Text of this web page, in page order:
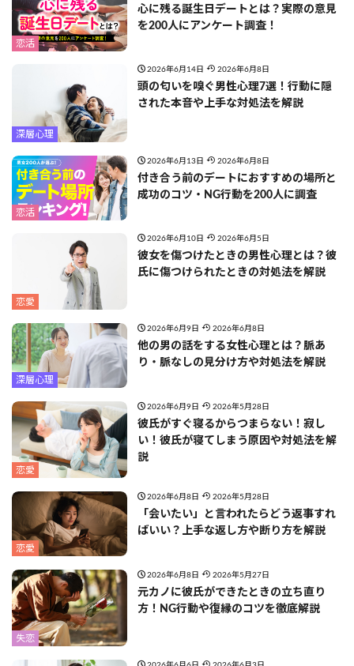
恋活
心に残る誕生日デートとは？実際の意見
を200人にアンケート調査！
深層心理
2026年6月14日 2026年6月8日
頭の匂いを嗅ぐ男性心理7選！行動に隠
された本音や上手な対処法を解説
恋活
2026年6月13日 2026年6月8日
付き合う前のデートにおすすめの場所と
成功のコツ・NG行動を200人に調査
恋愛
2026年6月10日 2026年6月5日
彼女を傷つけたときの男性心理とは？彼
氏に傷つけられたときの対処法を解説
深層心理
2026年6月9日 2026年6月8日
他の男の話をする女性心理とは？脈あ
り・脈なしの見分け方や対処法を解説
恋愛
2026年6月9日 2026年5月28日
彼氏がすぐ寝るからつまらない！寂し
い！彼氏が寝てしまう原因や対処法を解
説
恋愛
2026年6月8日 2026年5月28日
「会いたい」と言われたらどう返事すれ
ばいい？上手な返し方や断り方を解説
失恋
2026年6月8日 2026年5月27日
元カノに彼氏ができたときの立ち直り
方！NG行動や復縁のコツを徹底解説